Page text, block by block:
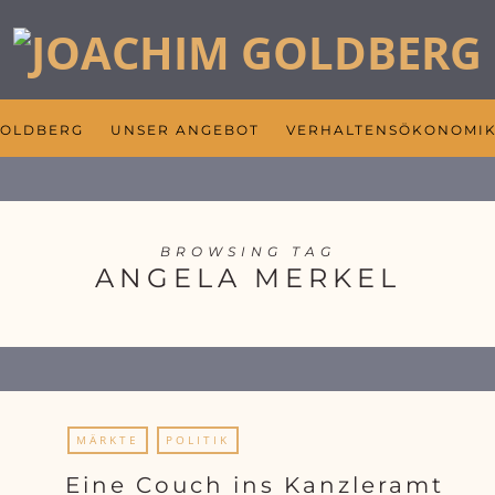
UNSER ANGEBOT VERHALTENSÖKONOMIK
BROWSING TAG
ANGELA MERKEL
MÄRKTE POLITIK
Eine Couch ins Kanzleramt